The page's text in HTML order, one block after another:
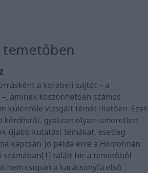
temetőben
a korabeli sajtót – a
aminek köszönhetően számos
különféle vizsgált témát illetően. Ezek
gyakran olyan ismeretlen
újabb kutatási témákat, esetleg
kapcsán. Jó példa erre a Homonnán
számában[1] talált hír a temetőből
nem csupán a karácsonyfa első